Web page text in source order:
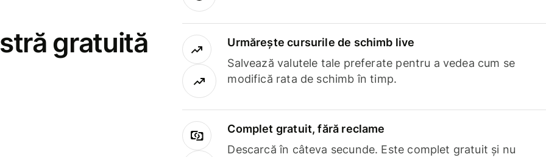
gratuită
Urmărește cursurile de schimb live
Salvează valutele tale preferate pentru a vedea cum se
modifică rata de schimb în timp.
Complet gratuit, fără reclame
Descarcă în câteva secunde. Este complet gratuit și nu